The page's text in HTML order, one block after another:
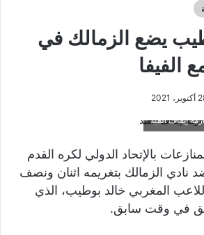
يضع الزمالك في
الفيفا
2021
بالإتحاد الدولي لكره القدم
نادي الزمالك بتغريمه اثنان ونصف
المغربي خالد بوطيب، الذي
في وقت سابق.